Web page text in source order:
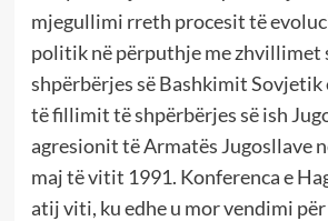
mjegullimi rreth procesit të
politik në përputhje me zhvillimet
shpërbërjes së Bashkimit Sovjetik
të fillimit të shpërbërjes së ish
agresionit të Armatës Jugosllave
maj të vitit 1991. Konferenca e
atij viti, ku edhe u mor vendimi